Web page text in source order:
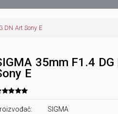
DN Art Sony E
35mm F1.4
E
SIGMA